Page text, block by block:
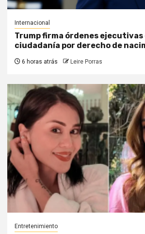
Internacional
Trump firma órdenes
ciudadanía por derecho de
6 horas atrás Leire Porras
Entretenimiento